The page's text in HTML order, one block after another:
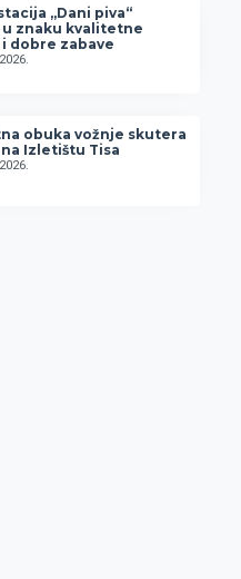
„Dani piva“
znaku kvalitetne
dobre zabave
obuka vožnje skutera
Izletištu Tisa